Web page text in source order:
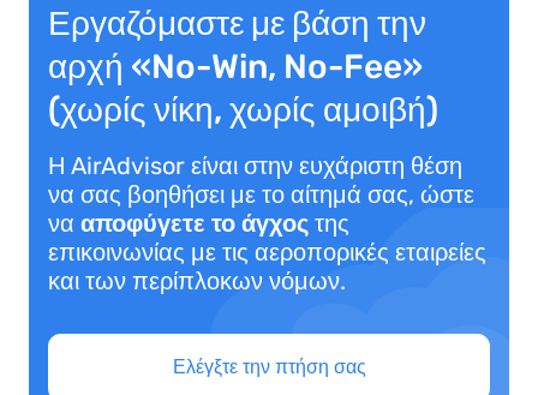
Εργαζόμαστε με βάση την
αρχή «No-Win, No-Fee»
(χωρίς νίκη, χωρίς αμοιβή)
Η AirAdvisor είναι στην ευχάριστη θέση
να σας βοηθήσει με το αίτημά σας, ώστε
να αποφύγετε το άγχος της
επικοινωνίας με τις αεροπορικές εταιρείες
και των περίπλοκων νόμων.
Ελέγξτε την πτήση σας